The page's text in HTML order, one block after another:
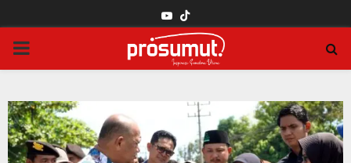
YOUTUBE
PRIMARY